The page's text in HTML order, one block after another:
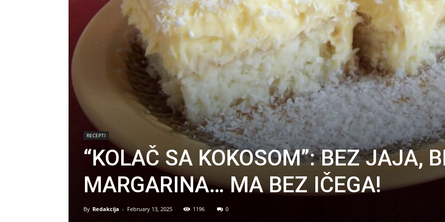
RECEPTI
“KOLAČ SA KOKOSOM”: BEZ JAJA,
MARGARINA… MA BEZ IČEGA!
By Redakcija - February 13, 2025 1196 0